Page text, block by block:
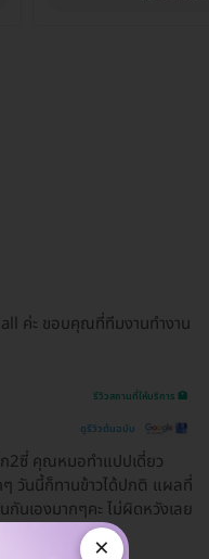
ค่ะ ขอบคุณที่ทีมงานทำงาน
รีวิวสถานที่ให้บริการ 🏥
ดูรีวิวต้นฉบับ
2ซี่ คุณหมอทำแปปเดี่ยว
ๆ วันนี้ก็ทานข้าวได้ปกติ แผลที่
กันเองมากๆคะ ไม่ผิดหวังเลย
×